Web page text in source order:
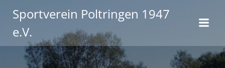
Inhalt
Sportverein Poltringen 1947
e.V.